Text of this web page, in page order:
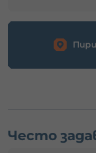
Често